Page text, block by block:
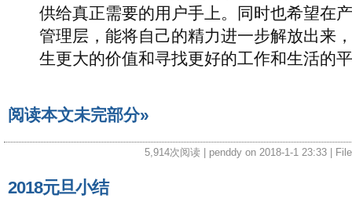
供给真正需要的用户手上。同时也希望在
管理层，能将自己的精力进一步解放出来
生更大的价值和寻找更好的工作和生活的
阅读本文未完部分»
5,914次阅读 | penddy on 2018-1-1 23:33 |
2018元旦小结